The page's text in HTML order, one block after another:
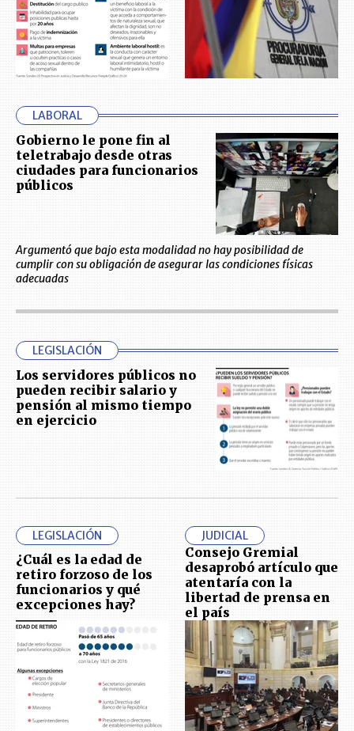
LABORAL
Gobierno le pone fin al
teletrabajo desde otras
ciudades para funcionarios
públicos
Argumentó que bajo esta modalidad no hay posibilidad de
cumplir con su obligación de asegurar las condiciones físicas
adecuadas
LEGISLACIÓN
Los servidores públicos no
pueden recibir salario y
pensión al mismo tiempo
en ejercicio
LEGISLACIÓN
¿Cuál es la edad de
retiro forzoso de los
funcionarios y qué
excepciones hay?
JUDICIAL
Consejo Gremial
desaprobó artículo que
atentaría con la
libertad de prensa en
el país